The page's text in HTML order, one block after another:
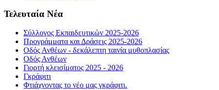
Τελευταία Νέα
Σύλλογος Εκπαιδευτικών 2025-2026
Προγράμματα και Δράσεις 2025-2026
Οδός Ανθέων - δεκάλεπτη ταινία μυθοπλασίας
Οδός Ανθέων
Γιορτή κλεισίματος 2025 - 2026
Γκράφιτι
Φτιάχνοντας το νέο μας γκράφιτι.